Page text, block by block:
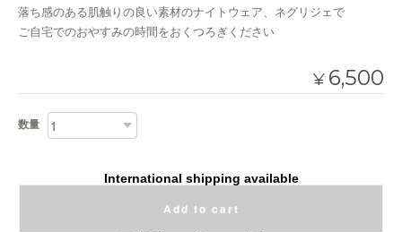
落ち感のある肌触りの良い素材のナイトウェア、ネグリジェで
ご自宅でのおやすみの時間をおくつろぎください
¥ 6,500
数量
International shipping available
Add to cart